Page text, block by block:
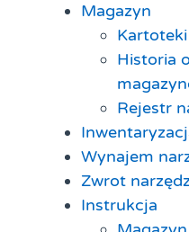
Magazyn
Historia
Rejestr
Wynajem
Zwrot
Instrukcja